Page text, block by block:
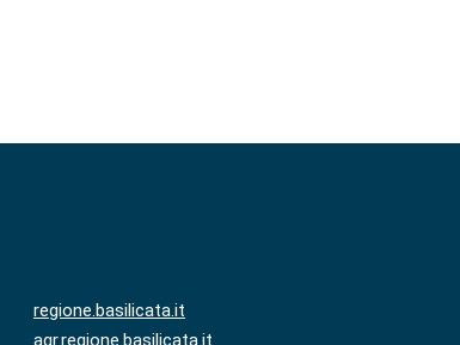
regione.basilicata.it
agr.regione.basilicata.it